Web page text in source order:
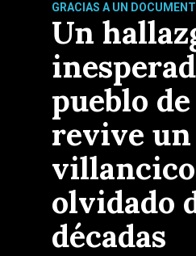
GRACIAS A UN
Un
pueblo
revive un
villancico
olvidado
décadas